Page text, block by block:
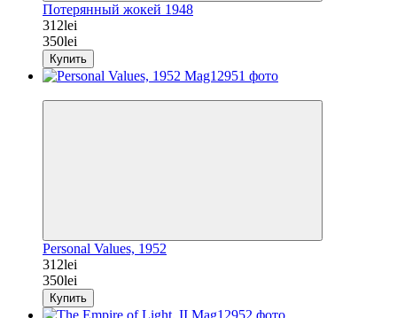
Потерянный жокей 1948
312lei
350lei
Купить
Personal Values, 1952
312lei
350lei
Купить